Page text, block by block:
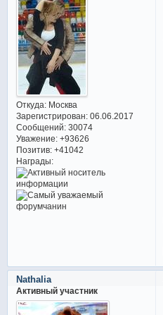
Откуда:Москва
Зарегистрирован: 06.06.2017
Сообщений:30074
Уважение: +93626
Позитив: +41042
Награды:
Nathalia
Активный участник